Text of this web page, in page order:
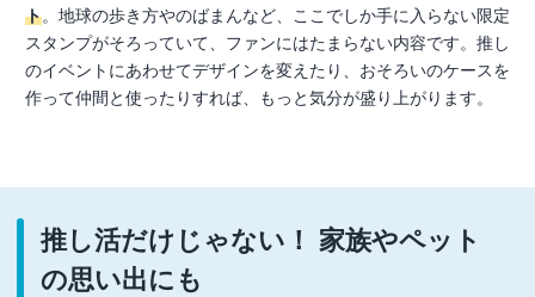
ト。地球の歩き方やのばまんなど、ここでしか手に入らない限定
スタンプがそろっていて、ファンにはたまらない内容です。推し
のイベントにあわせてデザインを変えたり、おそろいのケースを
作って仲間と使ったりすれば、もっと気分が盛り上がります。
推し活だけじゃない！ 家族やペット
の思い出にも